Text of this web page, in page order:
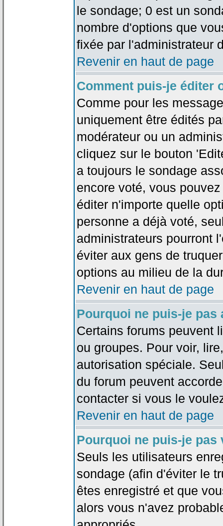
le sondage; 0 est un
nombre d'options que
fixée par l'administrateur
Revenir en haut de page
Comment puis-je éditer
Comme pour les
uniquement être édités
modérateur ou un
cliquez sur le bouton
a toujours le sondage
encore voté, vous
éditer n'importe quelle
personne a déjà voté,
administrateurs pourront
éviter aux gens de
options au milieu de la
Revenir en haut de page
Pourquoi ne puis-je pas
Certains forums peuvent
ou groupes. Pour voir,
autorisation spéciale.
du forum peuvent
contacter si vous le
Revenir en haut de page
Pourquoi ne puis-je pas
Seuls les utilisateurs
sondage (afin d'éviter le
êtes enregistré et que
alors vous n'avez